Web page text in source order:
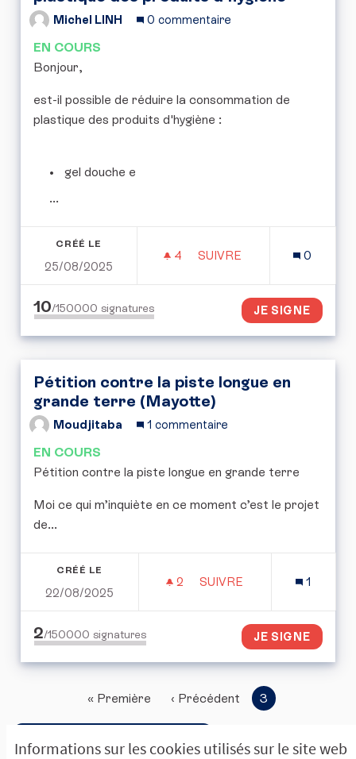
Informations sur les cookies utilisés sur le site web
Michel LINH 0 commentaire
EN COURS
Bonjour,
est-il possible de réduire la consommation de
plastique des produits d'hygiène :
gel douche e
...
CRÉÉ LE
25/08/2025
4 4 ABONNÉS
SUIVRE
0
10/150000 signatures JE SIGNE
Pétition contre la piste longue en
grande terre (Mayotte)
Moudjitaba 1 commentaire
EN COURS
Pétition contre la piste longue en grande terre
Moi ce qui m’inquiète en ce moment c’est le projet
de...
CRÉÉ LE
22/08/2025
2 2 ABONNÉS
SUIVRE
1
2/150000 signatures JE SIGNE
« Première ‹ Précédent 3
Accéder à la corbeille ouverte